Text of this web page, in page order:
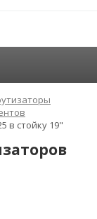
в стойку 19"